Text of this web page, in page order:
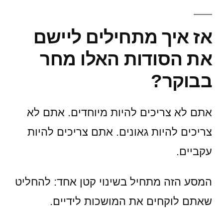
אז איך מתחילים ליישם
את הסודות האלו מחר
בבוקר?
אתם לא צריכים להיות מיוחדים. אתם לא
צריכים להיות גאונים. אתם צריכים להיות
עקביים.
המסע הזה מתחיל בשינוי קטן אחד: להחליט
שאתם לוקחים את המושכות לידיים.